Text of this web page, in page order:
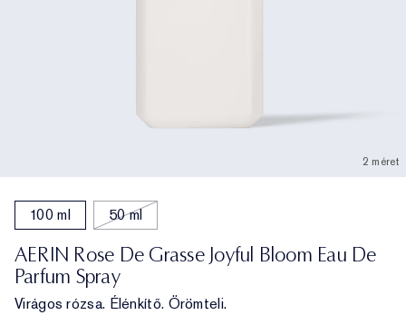
2 méret
100 ml 50 ml
AERIN Rose De Grasse Joyful Bloom Eau De
Parfum Spray
Virágos rózsa. Élénkítő. Örömteli.